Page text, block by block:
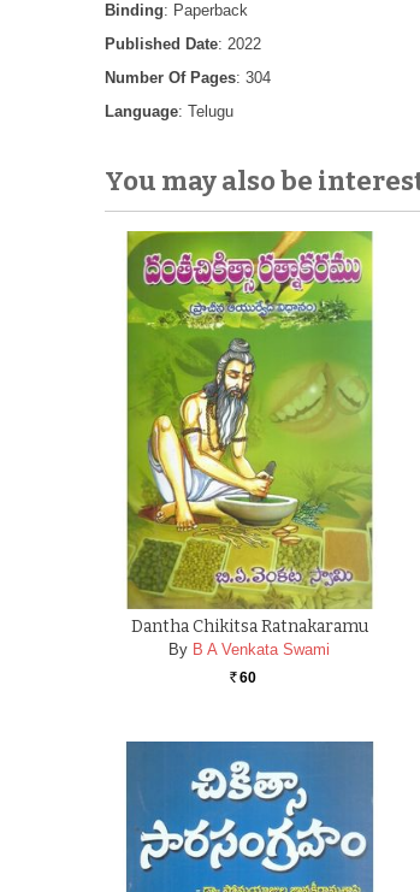
Binding: Paperback
Published Date: 2022
Number Of Pages: 304
Language: Telugu
You may also be
Dantha Chikitsa Ratnakaramu
By B A Venkata Swami
Rs. 60